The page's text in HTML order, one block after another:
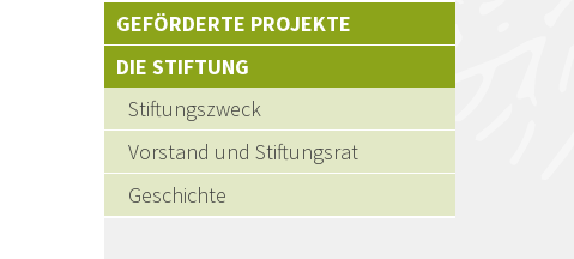
GEFÖRDERTE PROJEKTE
DIE STIFTUNG
Stiftungszweck
Vorstand und Stiftungsrat
Geschichte